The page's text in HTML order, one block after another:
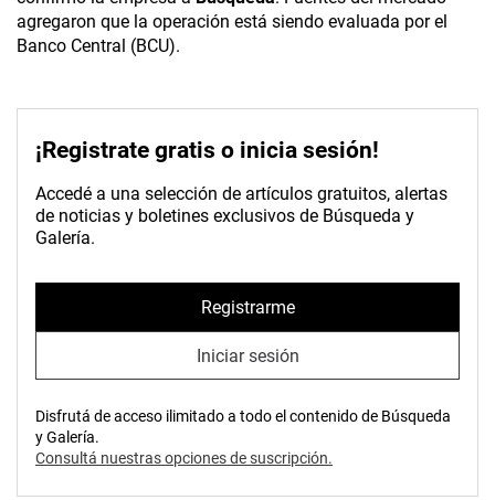
agregaron que la operación está siendo evaluada por el
Banco Central (BCU).
¡Registrate gratis o inicia sesión!
Accedé a una selección de artículos gratuitos, alertas
de noticias y boletines exclusivos de Búsqueda y
Galería.
Registrarme
Iniciar sesión
Disfrutá de acceso ilimitado a todo el contenido de Búsqueda
y Galería.
Consultá nuestras opciones de suscripción.